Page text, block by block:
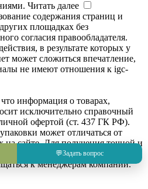
💬Задать вопрос
Читать далее
содержания страниц и
площадках без
согласия правообладателя.
в результате которых у
может сложиться впечатление,
не имеют отношения к igc-
информация о товарах,
исключительно справочный
офертой (ст. 437 ГК РФ).
может отличаться от
сайте. Для получения точной и
его характеристиках и
к менеджерам компании.